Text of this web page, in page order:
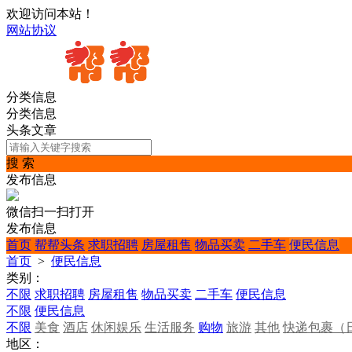
欢迎访问本站！
网站协议
分类信息
分类信息
头条文章
搜 索
发布信息
微信扫一扫打开
发布信息
首页 帮帮头条 求职招聘 房屋租售 物品买卖 二手车 便民信息
首页 > 便民信息
类别：
不限 求职招聘 房屋租售 物品买卖 二手车 便民信息
不限 便民信息
不限 美食 酒店 休闲娱乐 生活服务 购物 旅游 其他 快递包裹（
地区：